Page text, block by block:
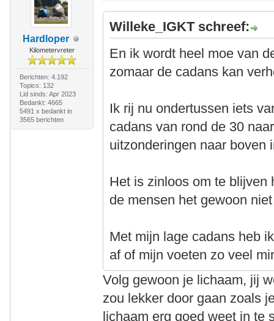
Hardloper
Kilometervreter
Berichten: 4.192
Topics: 132
Lid sinds: Apr 2023
Bedankt: 4665
5491 x bedankt in
3565 berichten
Willeke_IGKT schreef:
En ik wordt heel moe van
zomaar de cadans kan
Ik rij nu ondertussen iets
cadans van rond de 30
uitzonderingen naar boven
Het is zinloos om te blijven
de mensen het gewoon
Met mijn lage cadans heb
af of mijn voeten zo veel
Volg gewoon je lichaam, jij
zou lekker door gaan zoals
lichaam erg goed weet in te